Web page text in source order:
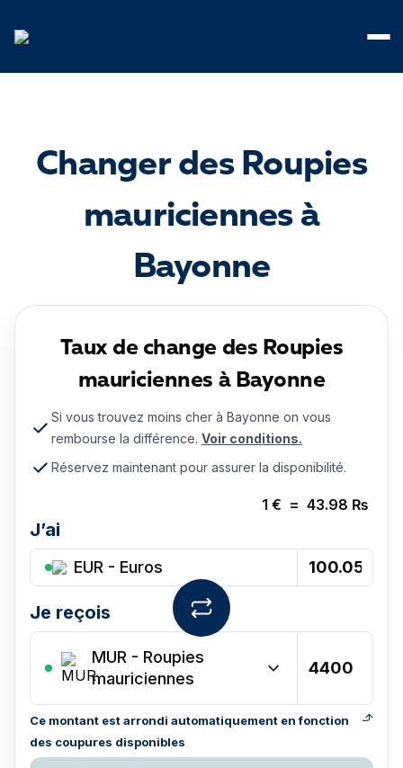
Changer des Roupies
mauriciennes à
Bayonne
Taux de change des Roupies
mauriciennes à Bayonne
Si vous trouvez moins cher à Bayonne on vous
rembourse la différence. Voir conditions.
Réservez maintenant pour assurer la disponibilité.
1 € = 43.98 ₨
J’ai
EUR - Euros
Je reçois
MUR - Roupies
mauriciennes
Ce montant est arrondi automatiquement en fonction
des coupures disponibles